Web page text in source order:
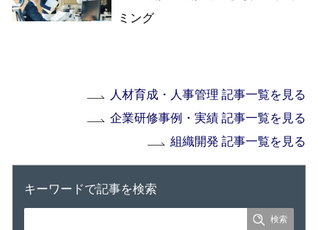
ミング
人材育成・人事管理 記事一覧を見る
企業研修事例・実績 記事一覧を見る
組織開発 記事一覧を見る
キーワードで記事を検索